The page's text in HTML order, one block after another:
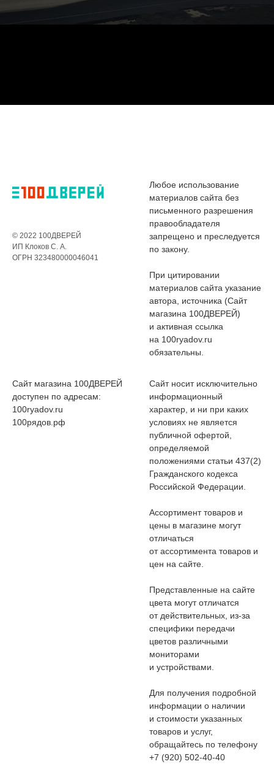
© 2022 100ДВЕРЕЙ
ИП Клоков С. А.
ОГРН 323480000046041
Любое использование
материалов сайта без
письменного разрешения
правообладателя
запрещено и преследуется
по закону.
При цитировании
материалов сайта указание
автора, источника (Сайт
магазина 100ДВЕРЕЙ)
и активная ссылка
на 100ryadov.ru
обязательны.
Сайт магазина 100ДВЕРЕЙ
доступен по адресам:
100ryadov.ru
100рядов.рф
Сайт носит исключительно
информационный
характер, и ни при каких
условиях не является
публичной офертой,
определяемой
положениями статьи 437(2)
Гражданского кодекса
Российской Федерации.
Ассортимент товаров и
цены в магазине могут
отличаться
от ассортимента товаров и
цен на сайте.
Представленные на сайте
цвета могут отличатся
от действительных, из-за
специфики передачи
цветов различными
мониторами
и устройствами.
Для получения подробной
информации о наличии
и стоимости указанных
товаров и услуг,
обращайтесь по телефону
+7 (920) 502-40-40